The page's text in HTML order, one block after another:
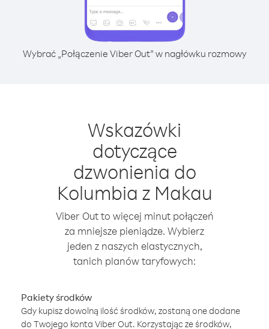
Wybrać „Połączenie Viber Out” w nagłówku rozmowy
Wskazówki
dotyczące
dzwonienia do
Kolumbia z Makau
Viber Out to więcej minut połączeń
za mniejsze pieniądze. Wybierz
jeden z naszych elastycznych,
tanich planów taryfowych:
Pakiety środków
Gdy kupisz dowolną ilość środków, zostaną one dodane
do Twojego konta Viber Out. Korzystając ze środków,